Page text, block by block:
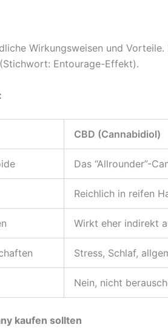
Wirkungsweisen und Vorteile.
Entourage-Effekt).
CBD (Cannabidiol)
Das “Allrounder”-
Reichlich in reifen
Wirkt eher indirekt
Stress, Schlaf,
Nein, nicht
kaufen sollten